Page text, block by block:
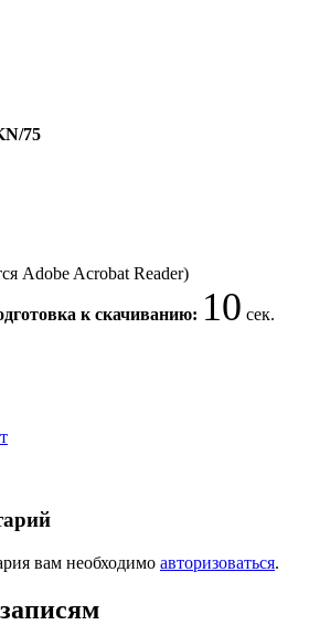
75
Adobe Acrobat Reader)
к скачиванию: 10 сек.
вам необходимо авторизоваться.